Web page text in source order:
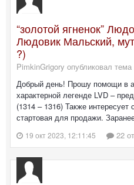
“золотой ягненок”
Людовик Мальский,
?)
PimkinGrigory опубликовал тема
Добрый день! Прошу помощи в
характерной легенде LVD –
(1314 – 1316) Также интересует
стартовая для продажи.
19 окт 2023, 12:11:45 22